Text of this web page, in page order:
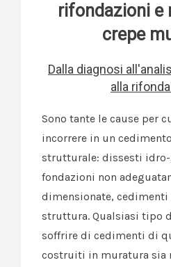
rifondazioni e
crepe
Dalla diagnosi
alla
Sono tante le cause per
incorrere in un
strutturale: dissesti
fondazioni non
dimensionate,
struttura. Qualsiasi tipo
soffrire di cedimenti di
costruiti in muratura sia